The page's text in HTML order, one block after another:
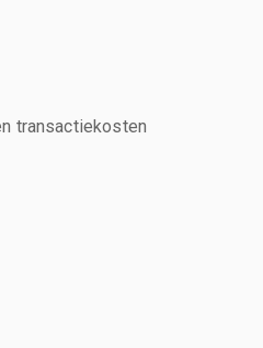
transactiekosten